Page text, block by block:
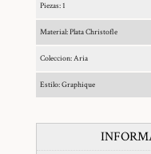
Piezas: 1
Material: Plata Christofle
Coleccion: Aria
Estilo: Graphique